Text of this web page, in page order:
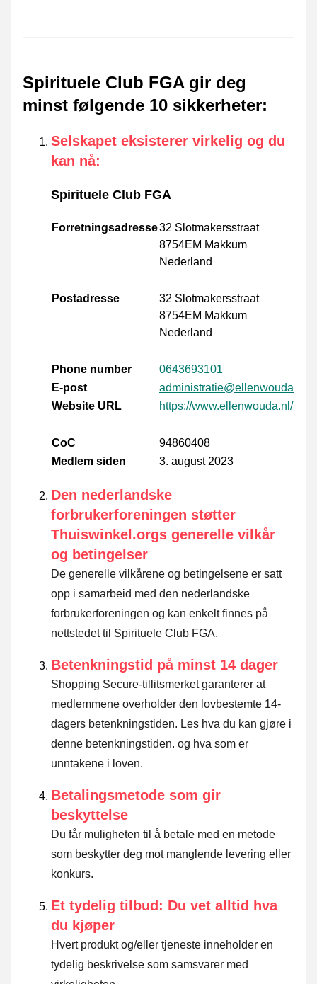
Spirituele Club FGA gir deg
minst følgende 10 sikkerheter:
Selskapet eksisterer virkelig og du
kan nå:
Spirituele Club FGA
Forretningsadresse32 Slotmakersstraat
8754EM Makkum
Nederland
Postadresse
32 Slotmakersstraat
8754EM Makkum
Nederland
Phone number
0643693101
E-post
administratie@ellenwouda.nl
Website URL
https://www.ellenwouda.nl/
CoC
94860408
Medlem siden
3. august 2023
Den nederlandske
forbrukerforeningen støtter
Thuiswinkel.orgs generelle vilkår
og betingelser
De generelle vilkårene og betingelsene er satt
opp i samarbeid med den nederlandske
forbrukerforeningen og kan enkelt finnes på
nettstedet til Spirituele Club FGA.
Betenkningstid på minst 14 dager
Shopping Secure-tillitsmerket garanterer at
medlemmene overholder den lovbestemte 14-
dagers betenkningstiden. Les hva du kan gjøre i
denne betenkningstiden. og hva som er
unntakene i loven.
Betalingsmetode som gir
beskyttelse
Du får muligheten til å betale med en metode
som beskytter deg mot manglende levering eller
konkurs.
Et tydelig tilbud: Du vet alltid hva
du kjøper
Hvert produkt og/eller tjeneste inneholder en
tydelig beskrivelse som samsvarer med